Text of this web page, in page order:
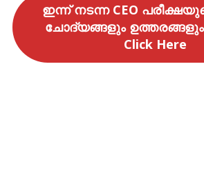
ഇന്ന് നടന്ന CEO
ചോദ്യങ്ങളും
Click Here